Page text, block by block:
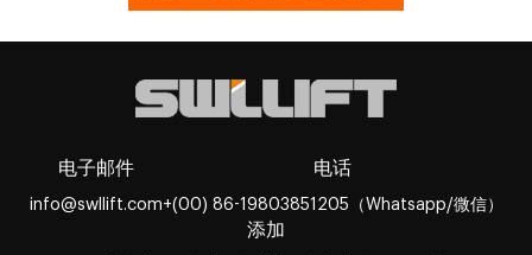
电子邮件
info@swllift.com
电话
+(00) 86-19803851205（Whatsapp/微信）
添加